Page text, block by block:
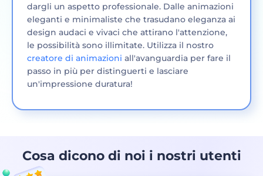
dargli un aspetto professionale. Dalle animazioni
eleganti e minimaliste che trasudano eleganza ai
design audaci e vivaci che attirano l'attenzione,
le possibilità sono illimitate. Utilizza il nostro
creatore di animazioni all'avanguardia per fare il
passo in più per distinguerti e lasciare
un'impressione duratura!
Cosa dicono di noi i nostri utenti